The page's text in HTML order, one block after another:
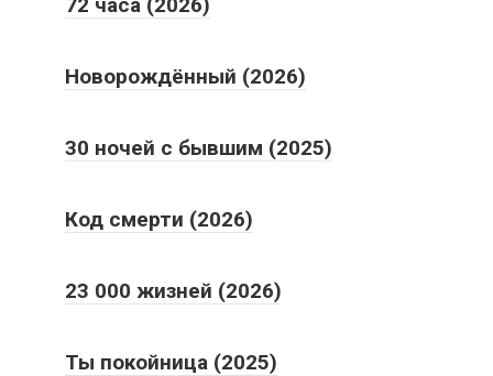
Новорождённый (2026)
30 ночей с бывшим (2025)
Код смерти (2026)
23 000 жизней (2026)
Ты покойница (2025)